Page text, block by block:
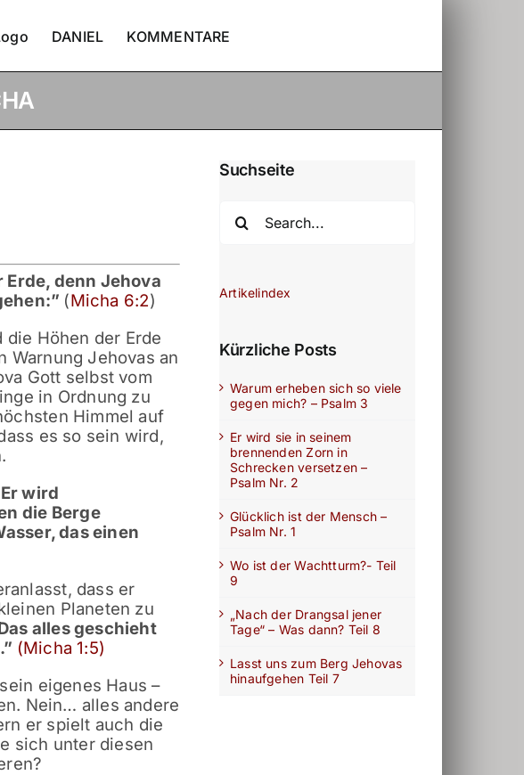
DANIEL KOMMENTARE
Erde, denn Jehova
” (Micha 6:2)
Höhen der Erde
Jehovas an
Gott selbst vom
in Ordnung zu
Himmel auf
es so sein wird,
Er wird
die Berge
das einen
dass er
Planeten zu
alles geschieht
” (Micha 1:5)
eigenes Haus –
Nein… alles andere
er spielt auch die
sich unter diesen
Suchseite
for:
Artikelindex
Kürzliche Posts
Warum erheben sich so viele
gegen mich? – Psalm 3
Er wird sie in seinem
brennenden Zorn in
Schrecken versetzen –
Psalm Nr. 2
Glücklich ist der Mensch –
Psalm Nr. 1
Wo ist der Wachtturm?- Teil
9
„Nach der Drangsal jener
Tage“ – Was dann? Teil 8
Lasst uns zum Berg Jehovas
hinaufgehen Teil 7